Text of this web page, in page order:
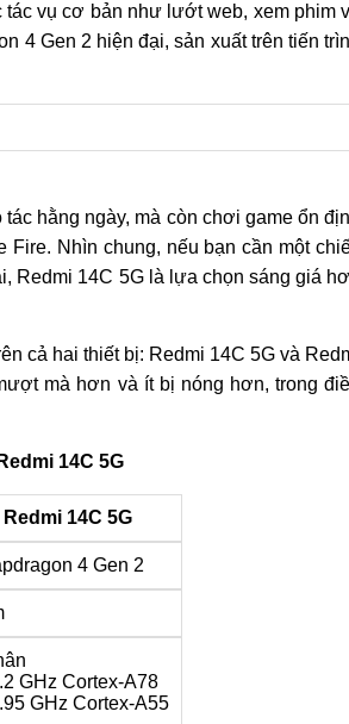
vụ cơ bản như lướt web, xem phim
4 Gen 2 hiện đại, sản xuất trên tiến
hằng ngày, mà còn chơi game ổn
Nhìn chung, nếu bạn cần một
Redmi 14C 5G là lựa chọn sáng giá
cả hai thiết bị: Redmi 14C 5G và
mà hơn và ít bị nóng hơn, trong
14C 5G
Redmi 14C 5G
4 Gen 2
GHz Cortex-A78
GHz Cortex-A55